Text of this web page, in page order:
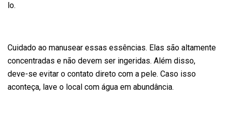
lo.
Cuidado ao manusear essas essências. Elas são altamente
concentradas e não devem ser ingeridas. Além disso,
deve-se evitar o contato direto com a pele. Caso isso
aconteça, lave o local com água em abundância.